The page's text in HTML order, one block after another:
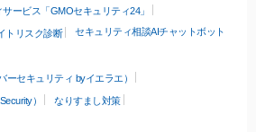
ービス「GMOセキュリティ24」
トリスク診断 セキュリティ相談AIチャットボット
セキュリティ byイエラエ）
）
なりすまし対策